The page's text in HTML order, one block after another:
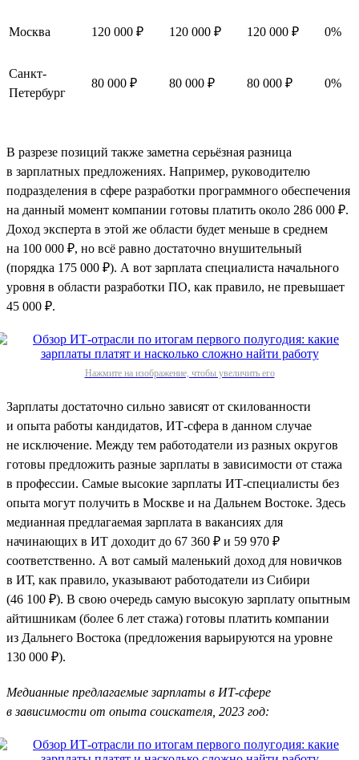
Москва 120 000 ₽ 120 000 ₽ 120 000 ₽ 0%
Санкт-
Петербург
80 000 ₽ 80 000 ₽ 80 000 ₽ 0%
В разрезе позиций также заметна серьёзная разница
в зарплатных предложениях. Например, руководителю
подразделения в сфере разработки программного обеспечения
на данный момент компании готовы платить около 286 000 ₽.
Доход эксперта в этой же области будет меньше в среднем
на 100 000 ₽, но всё равно достаточно внушительный
(порядка 175 000 ₽). А вот зарплата специалиста начального
уровня в области разработки ПО, как правило, не превышает
45 000 ₽.
Нажмите на изображение, чтобы увеличить его
Зарплаты достаточно сильно зависят от скилованности
и опыта работы кандидатов, ИТ-сфера в данном случае
не исключение. Между тем работодатели из разных округов
готовы предложить разные зарплаты в зависимости от стажа
в профессии. Самые высокие зарплаты ИТ-специалисты без
опыта могут получить в Москве и на Дальнем Востоке. Здесь
медианная предлагаемая зарплата в вакансиях для
начинающих в ИТ доходит до 67 360 ₽ и 59 970 ₽
соответственно. А вот самый маленький доход для новичков
в ИТ, как правило, указывают работодатели из Сибири
(46 100 ₽). В свою очередь самую высокую зарплату опытным
айтишникам (более 6 лет стажа) готовы платить компании
из Дальнего Востока (предложения варьируются на уровне
130 000 ₽).
Медианные предлагаемые зарплаты в ИТ-сфере
в зависимости от опыта соискателя, 2023 год: